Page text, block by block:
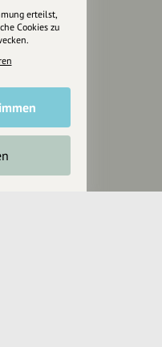
erteilst,
Cookies zu